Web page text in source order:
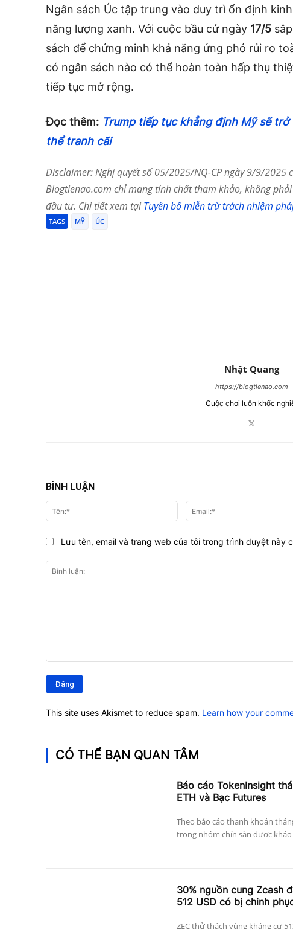
Ngân sách Úc tập trung vào duy trì ổn định
năng lượng xanh. Với cuộc bầu cử ngày 17/5
sách để chứng minh khả năng ứng phó rủi ro
có ngân sách nào có thể hoàn toàn hấp thụ
tiếp tục mở rộng.
Đọc thêm: Trump tiếp tục khẳng định Mỹ sẽ
thể tranh cãi
Disclaimer: Nghị quyết số 05/2025/NQ-CP ngày 9/9/2025
Blogtienao.com chỉ mang tính chất tham khảo, không
đầu tư. Chi tiết xem tạiTuyên bố miễn trừ trách nhiệm
TAGS MỸ ÚC
Nhật Quang
https://blogtienao.com
Cuộc chơi luôn khốc
BÌNH LUẬN
luận:
Tên:*
Lưu tên, email và trang web của tôi trong trình duyệt này
This site uses Akismet to reduce spam. Learn how your
CÓ THỂ BẠN QUAN TÂM
Báo cáo TokenInsight
ETH và Bạc Futures
Theo báo cáo thanh khoản
trong nhóm chín sàn được khảo
30% nguồn cung Zcash
512 USD có bị chinh
ZEC thử thách vùng kháng cự